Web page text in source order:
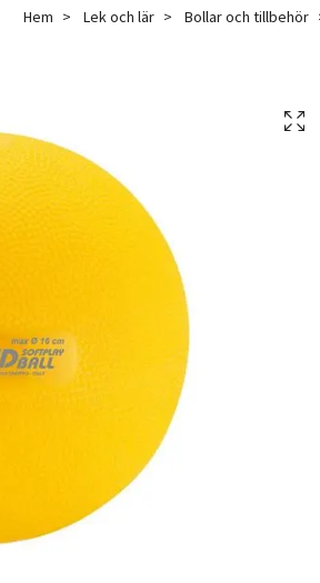
Hem Lek och lär Bollar och tillbehör